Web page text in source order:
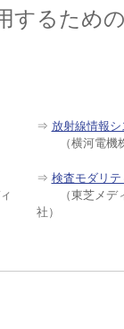
するため
⇒ 放射線情報
（横河電機
⇒ 検査モダリ
（東芝メディ
社）